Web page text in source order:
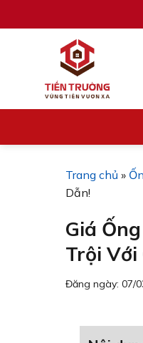
đến
Trang chủ »
Dẫn!
Giá
Trội Với
Đăng ngày: 07/